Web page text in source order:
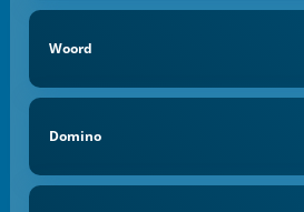
Woord
Domino